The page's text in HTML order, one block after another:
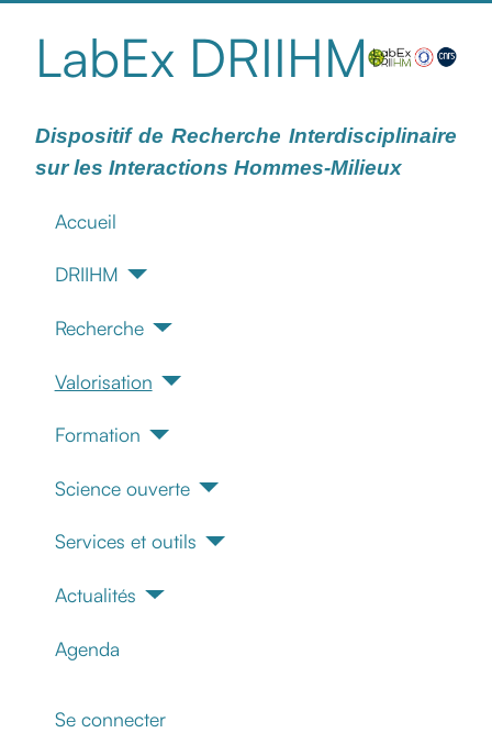
LabEx DRIIHM
Dispositif de Recherche Interdisciplinaire
sur les Interactions Hommes-Milieux
Accueil
DRIIHM
Recherche
Valorisation
Formation
Science ouverte
Services et outils
Actualités
Agenda
Se connecter